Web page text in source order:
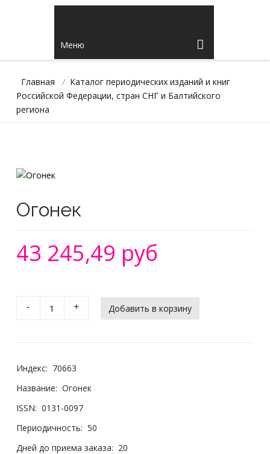
Меню
Главная / Каталог периодических изданий и книг
Российской Федерации, стран СНГ и Балтийского
региона
Огонек
43 245,49 руб
- +
Индекс: 70663
Название: Огонек
ISSN: 0131-0097
Периодичность: 50
Дней до приема заказа: 20